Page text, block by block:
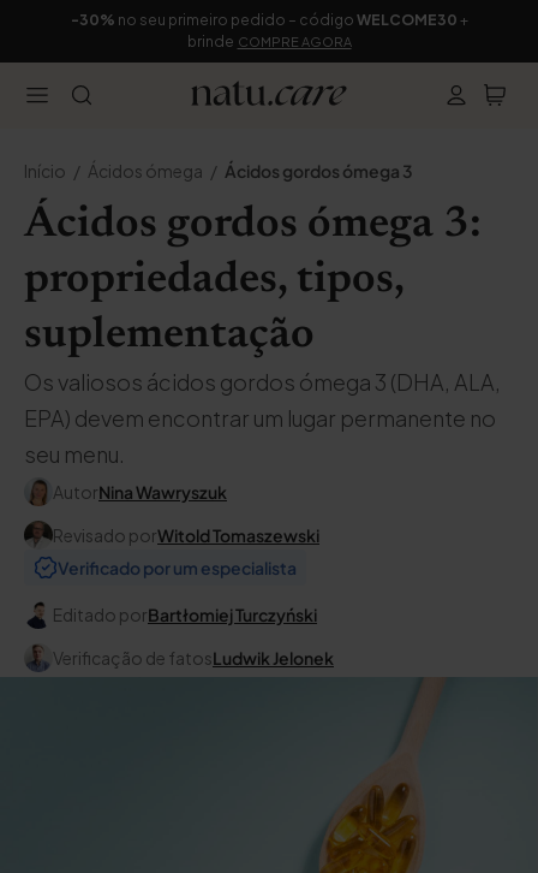
-30% no seu primeiro pedido – código WELCOME30 +
brinde COMPRE AGORA
Início Ácidos ómega Ácidos gordos ómega 3
Ácidos gordos ómega 3:
propriedades, tipos,
suplementação
Os valiosos ácidos gordos ómega 3 (DHA, ALA,
EPA) devem encontrar um lugar permanente no
seu menu.
AutorNina Wawryszuk
Revisado porWitold Tomaszewski
Verificado por um especialista
Editado porBartłomiej Turczyński
Verificação de fatosLudwik Jelonek